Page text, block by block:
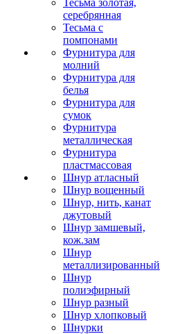
Тесьма золотая,
серебрянная
Тесьма с
помпонами
Фурнитура для
молний
Фурнитура для
белья
Фурнитура для
сумок
Фурнитура
металлическая
Фурнитура
пластмассовая
Шнур атласный
Шнур вощенный
Шнур, нить, канат
джутовый
Шнур замшевый,
кож.зам
Шнур
металлизированный
Шнур
полиэфирный
Шнур разный
Шнур хлопковый
Шнурки